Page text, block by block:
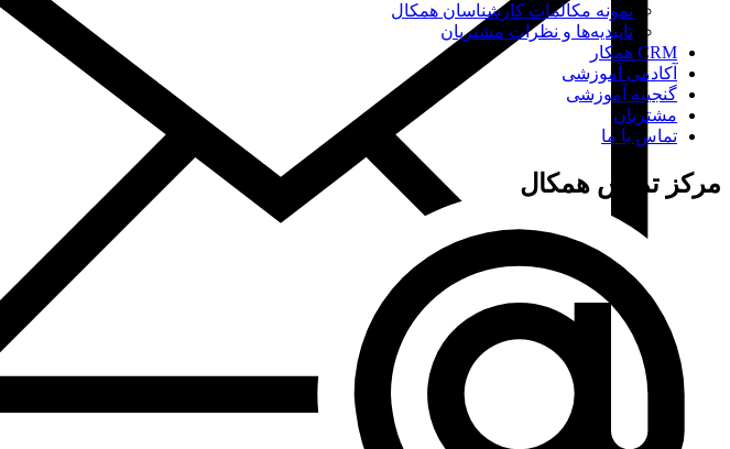
نمونه مکالمات کارشناسان همکال
تاییدیه‌ها و نظرات مشتریان
CRM همکار
آکادمی آموزشی
گنجینه آموزشی
مشتریان
تماس با ما
مرکز تماس همکال